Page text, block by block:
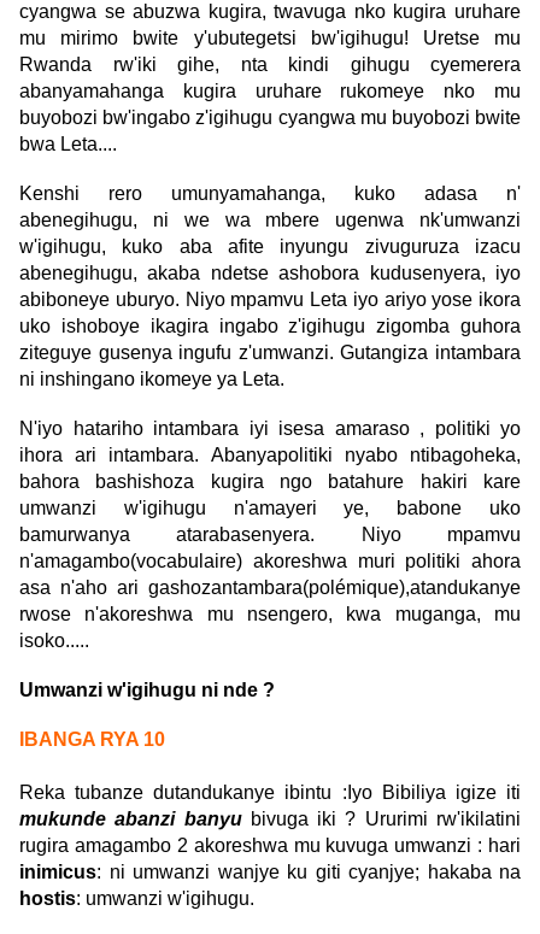
cyangwa se abuzwa kugira, twavuga nko kugira uruhare
mu mirimo bwite y'ubutegetsi bw'igihugu! Uretse mu
Rwanda rw'iki gihe, nta kindi gihugu cyemerera
abanyamahanga kugira uruhare rukomeye nko mu
buyobozi bw'ingabo z'igihugu cyangwa mu buyobozi bwite
bwa Leta....
Kenshi rero umunyamahanga, kuko adasa n'
abenegihugu, ni we wa mbere ugenwa nk'umwanzi
w'igihugu, kuko aba afite inyungu zivuguruza izacu
abenegihugu, akaba ndetse ashobora kudusenyera, iyo
abiboneye uburyo. Niyo mpamvu Leta iyo ariyo yose ikora
uko ishoboye ikagira ingabo z'igihugu zigomba guhora
ziteguye gusenya ingufu z'umwanzi. Gutangiza intambara
ni inshingano ikomeye ya Leta.
N'iyo hatariho intambara iyi isesa amaraso , politiki yo
ihora ari intambara. Abanyapolitiki nyabo ntibagoheka,
bahora bashishoza kugira ngo batahure hakiri kare
umwanzi w'igihugu n'amayeri ye, babone uko
bamurwanya atarabasenyera. Niyo mpamvu
n'amagambo(vocabulaire) akoreshwa muri politiki ahora
asa n'aho ari gashozantambara(polémique),atandukanye
rwose n'akoreshwa mu nsengero, kwa muganga, mu
isoko.....
Umwanzi w'igihugu ni nde ?
IBANGA RYA 10
Reka tubanze dutandukanye ibintu :Iyo Bibiliya igize iti
mukunde abanzi banyubivuga iki ? Ururimi rw'ikilatini
rugira amagambo 2 akoreshwa mu kuvuga umwanzi : hari
inimicus: ni umwanzi wanjye ku giti cyanjye; hakaba na
hostis: umwanzi w'igihugu.